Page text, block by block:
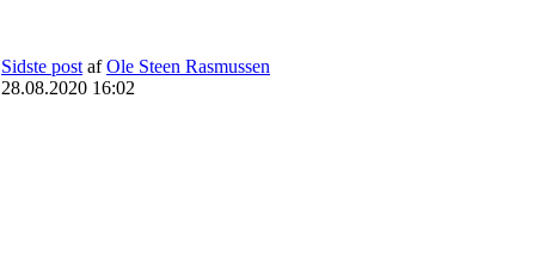
Sidste post afOle Steen Rasmussen
28.08.2020 16:02